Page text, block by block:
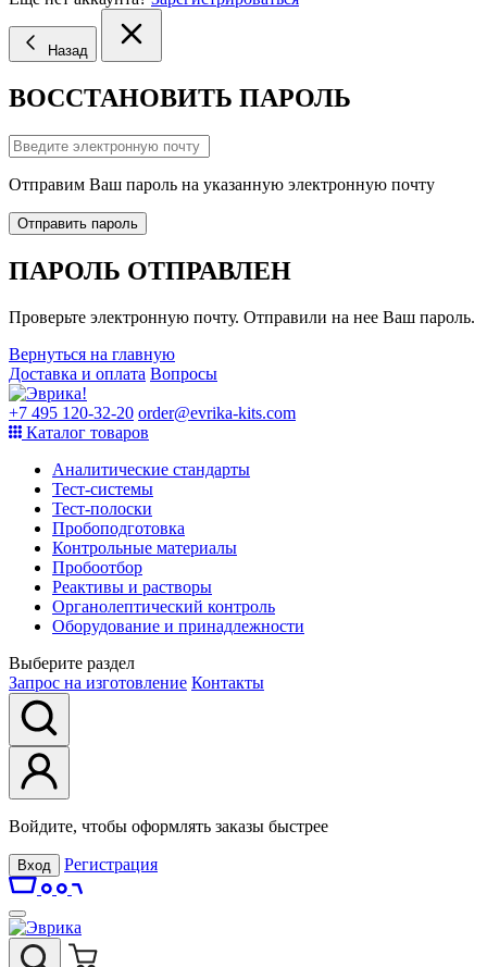
Назад
ВОССТАНОВИТЬ ПАРОЛЬ
Отправим Ваш пароль на указанную электронную почту
Отправить пароль
ПАРОЛЬ ОТПРАВЛЕН
Проверьте электронную почту. Отправили на нее Ваш пароль.
Вернуться на главную
Доставка и оплата Вопросы
+7 495 120-32-20 order@evrika-kits.com
Каталог товаров
Аналитические стандарты
Тест-системы
Тест-полоски
Пробоподготовка
Контрольные материалы
Пробоотбор
Реактивы и растворы
Органолептический контроль
Оборудование и принадлежности
Выберите раздел
Запрос на изготовление Контакты
Войдите, чтобы оформлять заказы быстрее
Вход Регистрация